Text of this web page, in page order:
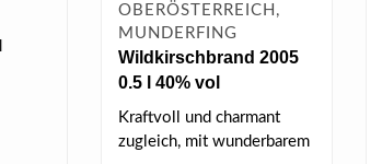
OBERÖSTERREICH,
MUNDERFING
Wildkirschbrand 2005
0.5 l 40% vol
Kraftvoll und charmant
zugleich, mit wunderbarem